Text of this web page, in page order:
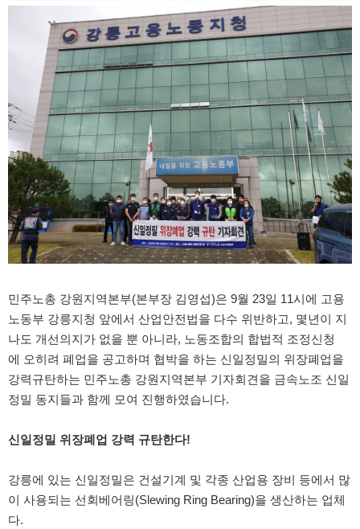
민주노총 강원지역본부(본부장 김영섭)은 9월 23일 11시에 고용
노동부 강릉지청 앞에서 산업안전법을 다수 위반하고, 몇년이 지
나도 개선의지가 없을 뿐 아니라, 노동조합의 합법적 조정신청
에 오히려 폐업을 공고하며 협박을 하는 신일정밀의 위장폐업을
강력규탄하는 민주노총 강원지역본부 기자회견을 금속노조 신일
정밀 동지들과 함께 모여 진행하였습니다.
신일정밀 위장폐업 강력 규탄한다!
강릉에 있는 신일정밀은 건설기계 및 각종 산업용 장비 등에서 많
이 사용되는 선회베어링(Slewing Ring Bearing)을 생산하는 업체
다.